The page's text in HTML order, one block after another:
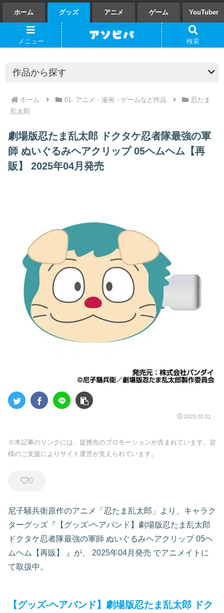
ホーム グッズ アニメ ゲーム YouTuber
ホーム 01. アニメ・漫画・ゲームなど作品
忍たま
乱太郎
劇場版忍たま乱太郎 ドクタケ忍者隊最強の軍
師 ぬいぐるみヘアクリップ 05ヘムヘム【再
販】 2025年04月発売
2025.02.01
※本記事のリンクには、提携先のプロモーションが含まれています。皆
様のご支援によりサイト運営が支えられています。
0
尼子騒兵衛原作のアニメ「忍たま乱太郎」より、キャラク
ターグッズ『【グッズ-ヘアバンド】劇場版忍たま乱太郎
ドクタケ忍者隊最強の軍師 ぬいぐるみヘアクリップ 05ヘ
ムヘム【再販】
』が、 2025年04月発売 でアニメイトに
て取扱中。
【グッズ-ヘアバンド】劇場版忍たま乱太郎 ドク
メニュー 検索